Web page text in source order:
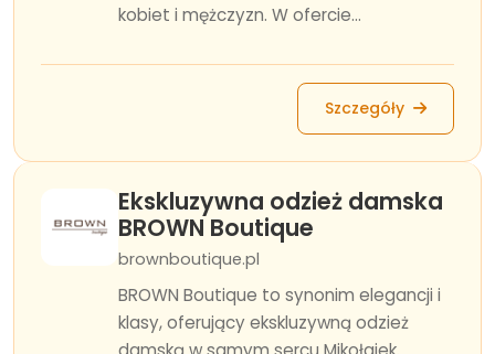
kobiet i mężczyzn. W ofercie...
Szczegóły
Ekskluzywna odzież damska
BROWN Boutique
brownboutique.pl
BROWN Boutique to synonim elegancji i
klasy, oferujący ekskluzywną odzież